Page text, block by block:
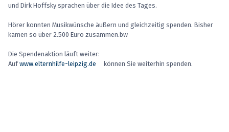
und Dirk Hoffsky sprachen über die Idee des Tages.
Hörer konnten Musikwünsche äußern und gleichzeitig spenden. Bisher
kamen so über 2.500 Euro zusammen.bw
Die Spendenaktion läuft weiter:
Aufwww.elternhilfe-leipzig.de können Sie weiterhin spenden.